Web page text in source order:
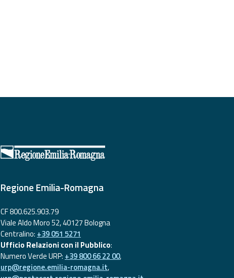
Regione Emilia-Romagna
CF 800.625.903.79
Viale Aldo Moro 52, 40127 Bologna
Centralino: +39 051 5271
Ufficio Relazioni con il Pubblico:
Numero Verde URP: +39 800 66 22 00,
urp@regione.emilia-romagna.it,